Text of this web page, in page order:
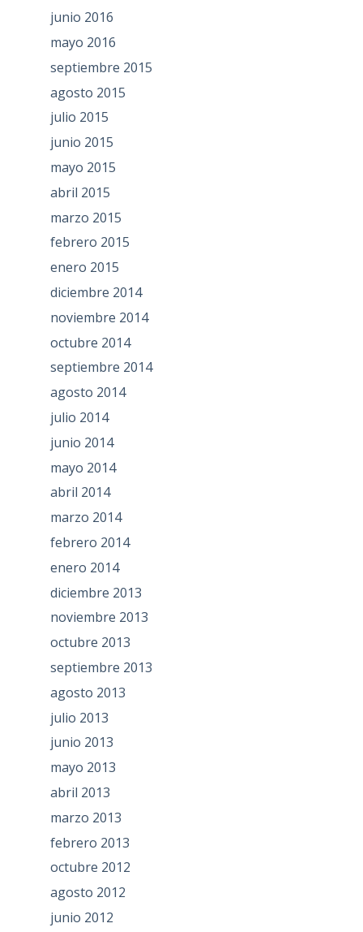
junio 2016
mayo 2016
septiembre 2015
agosto 2015
julio 2015
junio 2015
mayo 2015
abril 2015
marzo 2015
febrero 2015
enero 2015
diciembre 2014
noviembre 2014
octubre 2014
septiembre 2014
agosto 2014
julio 2014
junio 2014
mayo 2014
abril 2014
marzo 2014
febrero 2014
enero 2014
diciembre 2013
noviembre 2013
octubre 2013
septiembre 2013
agosto 2013
julio 2013
junio 2013
mayo 2013
abril 2013
marzo 2013
febrero 2013
octubre 2012
agosto 2012
junio 2012